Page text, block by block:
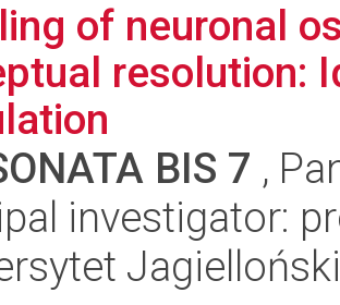
of neuronal
resolution:
BIS 7 ,
investigator: